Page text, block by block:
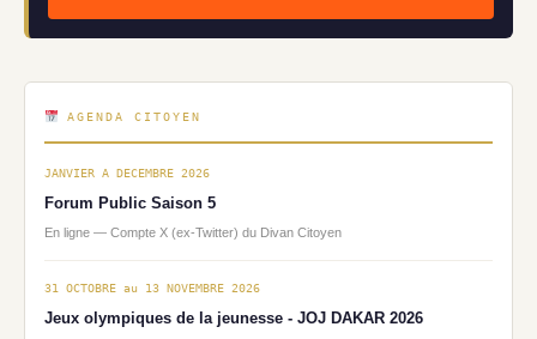
AGENDA CITOYEN
JANVIER A DECEMBRE 2026
Forum Public Saison 5
En ligne — Compte X (ex-Twitter) du Divan Citoyen
31 OCTOBRE au 13 NOVEMBRE 2026
Jeux olympiques de la jeunesse - JOJ DAKAR 2026